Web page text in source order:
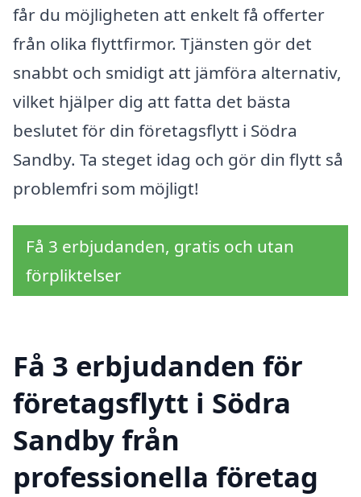
får du möjligheten att enkelt få offerter
från olika flyttfirmor. Tjänsten gör det
snabbt och smidigt att jämföra alternativ,
vilket hjälper dig att fatta det bästa
beslutet för din företagsflytt i Södra
Sandby. Ta steget idag och gör din flytt så
problemfri som möjligt!
Få 3 erbjudanden, gratis och utan
förpliktelser
Få 3 erbjudanden för
företagsflytt i Södra
Sandby från
professionella företag